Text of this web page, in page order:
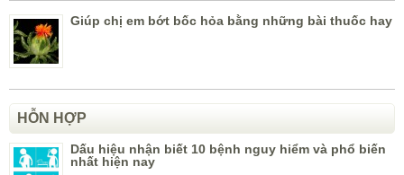
Giúp chị em bớt bốc hỏa bằng những bài thuốc hay
HỖN HỢP
Dấu hiệu nhận biết 10 bệnh nguy hiểm và phổ biến
nhất hiện nay